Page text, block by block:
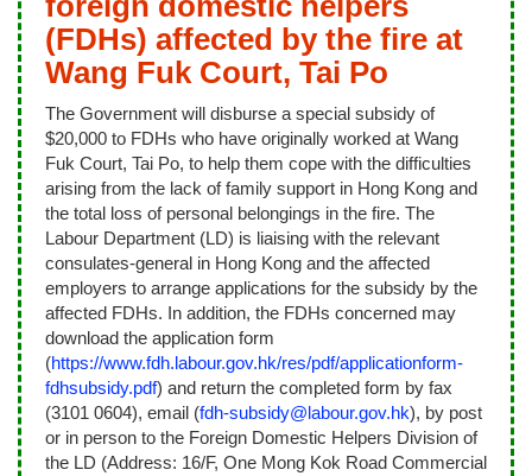
(FDHs) affected by the fire at
Wang Fuk Court, Tai Po
The Government will disburse a special subsidy of
$20,000 to FDHs who have originally worked at Wang
Fuk Court, Tai Po, to help them cope with the difficulties
arising from the lack of family support in Hong Kong and
the total loss of personal belongings in the fire. The
Labour Department (LD) is liaising with the relevant
consulates-general in Hong Kong and the affected
employers to arrange applications for the subsidy by the
affected FDHs. In addition, the FDHs concerned may
download the application form
(https://www.fdh.labour.gov.hk/res/pdf/applicationform-
fdhsubsidy.pdf) and return the completed form by fax
(3101 0604), email (fdh-subsidy@labour.gov.hk), by post
or in person to the Foreign Domestic Helpers Division of
the LD (Address: 16/F, One Mong Kok Road Commercial